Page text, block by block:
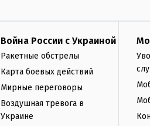
Война России с Украиной
Ракетные обстрелы
Карта боевых действий
Мирные переговоры
Воздушная тревога в
Украине